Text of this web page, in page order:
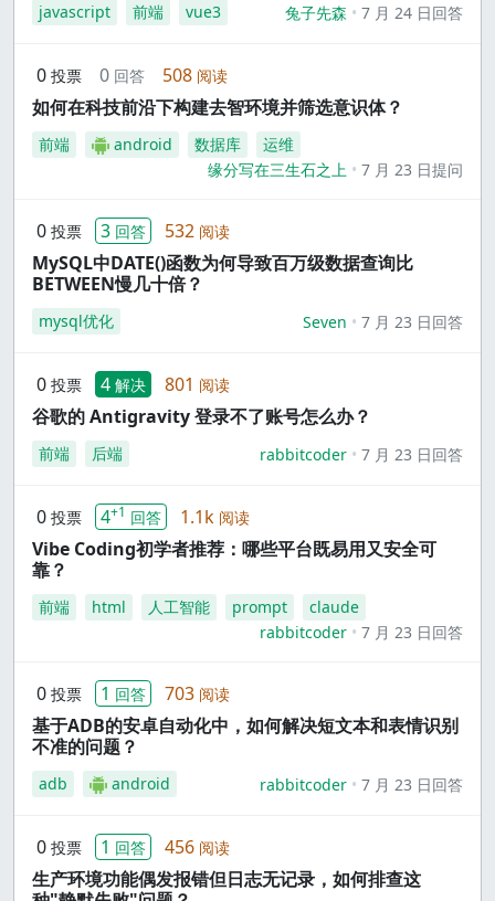
javascript 前端 vue3 兔子先森 7 月 24 日回答
0 投票 0 回答 508 阅读
如何在科技前沿下构建去智环境并筛选意识体？
前端 android 数据库
运维
缘分写在三生石之上
7 月 23 日提问
0 投票 3 回答 532 阅读
MySQL中DATE()函数为何导致百万级数据查询比
BETWEEN慢几十倍？
mysql优化 Seven 7 月 23 日回答
0 投票 4 解决 801 阅读
谷歌的 Antigravity 登录不了账号怎么办？
前端 后端 rabbitcoder 7 月 23 日回答
0 投票 4+1 回答 1.1k 阅读
Vibe Coding初学者推荐：哪些平台既易用又安全可
靠？
前端 html 人工智能 prompt
claude
rabbitcoder
7 月 23 日回答
0 投票 1 回答 703 阅读
基于ADB的安卓自动化中，如何解决短文本和表情识别
不准的问题？
adb android rabbitcoder 7 月 23 日回答
0 投票 1 回答 456 阅读
生产环境功能偶发报错但日志无记录，如何排查这